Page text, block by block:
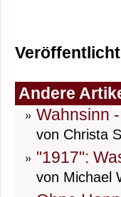
Andere
Wahnsinn
von Christa
"1917":
von Michael